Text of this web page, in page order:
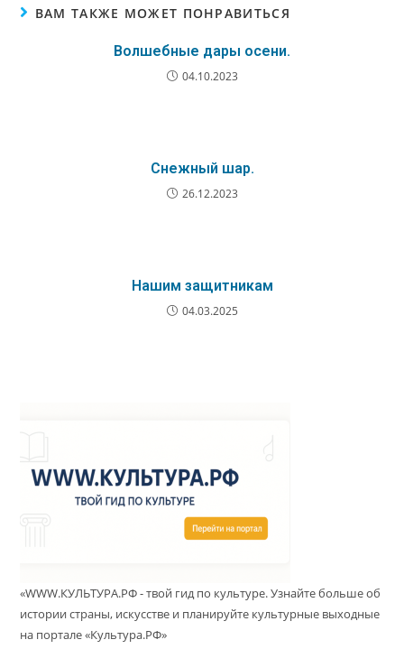
ВАМ ТАКЖЕ МОЖЕТ ПОНРАВИТЬСЯ
Волшебные дары осени.
04.10.2023
Снежный шар.
26.12.2023
Нашим защитникам
04.03.2025
«WWW.КУЛЬТУРА.РФ - твой гид по культуре. Узнайте больше об
истории страны, искусстве и планируйте культурные выходные
на портале «Культура.РФ»